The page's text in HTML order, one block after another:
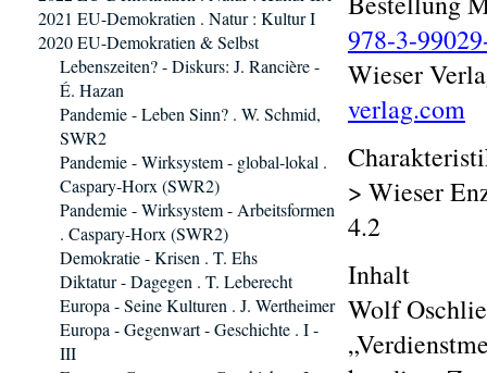
978-3-
Wieser
verlag.com
> Wieser
4.2
Inhalt
Wolf
2021 EU-Demokratien . Natur : Kultur I
2020 EU-Demokratien & Selbst
Lebenszeiten? - Diskurs: J. Rancière -
É. Hazan
Pandemie - Leben Sinn? . W. Schmid,
SWR2
Pandemie - Wirksystem - global-lokal .
Caspary-Horx (SWR2)
Pandemie - Wirksystem - Arbeitsformen
. Caspary-Horx (SWR2)
Demokratie - Krisen . T. Ehs
Diktatur - Dagegen . T. Leberecht
Europa - Seine Kulturen . J. Wertheimer
Europa - Gegenwart - Geschichte . I -
III